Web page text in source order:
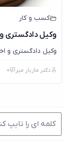
کسب و کار
وکیل دادگستری و
وکیل دادگستری و
دکتر مازیار میر 0